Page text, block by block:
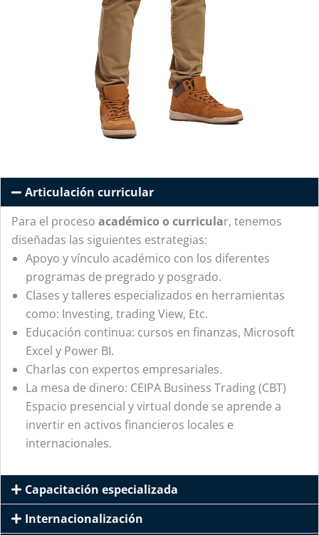
Articulación curricular
Para el proceso académico o curricular, tenemos
diseñadas las siguientes estrategias:
Apoyo y vínculo académico con los diferentes
programas de pregrado y posgrado.
Clases y talleres especializados en herramientas
como: Investing, trading View, Etc.
Educación continua: cursos en finanzas, Microsoft
Excel y Power BI.
Charlas con expertos empresariales.
La mesa de dinero: CEIPA Business Trading (CBT)
Espacio presencial y virtual donde se aprende a
invertir en activos financieros locales e
internacionales.
Capacitación especializada
Internacionalización